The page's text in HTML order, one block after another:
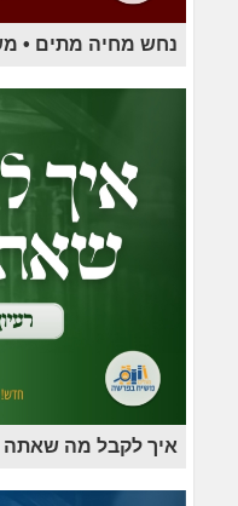
נחש מחיה מתים •
איך לקבל מה שאתה